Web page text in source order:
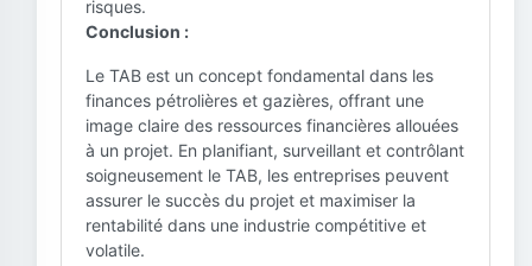
risques.
Conclusion :
Le TAB est un concept fondamental dans les
finances pétrolières et gazières, offrant une
image claire des ressources financières allouées
à un projet. En planifiant, surveillant et contrôlant
soigneusement le TAB, les entreprises peuvent
assurer le succès du projet et maximiser la
rentabilité dans une industrie compétitive et
volatile.